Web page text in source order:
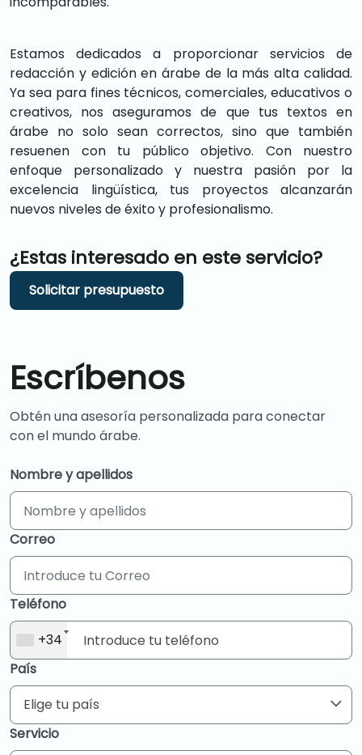
Estamos dedicados a proporcionar servicios de
redacción y edición en árabe de la más alta calidad.
Ya sea para fines técnicos, comerciales, educativos o
creativos, nos aseguramos de que tus textos en
árabe no solo sean correctos, sino que también
resuenen con tu público objetivo. Con nuestro
enfoque personalizado y nuestra pasión por la
excelencia lingüística, tus proyectos alcanzarán
nuevos niveles de éxito y profesionalismo.
¿Estas interesado en este servicio?
Solicitar presupuesto
Escríbenos
Obtén una asesoría personalizada para conectar
con el mundo árabe.
Nombre y apellidos
Correo
Teléfono
+34
País
Elige tu país
Servicio